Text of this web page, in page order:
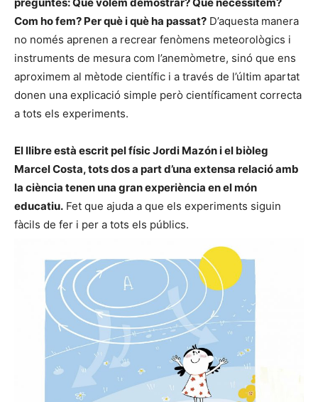
preguntes: Què volem demostrar? Què necessitem?
Com ho fem? Per què i què ha passat? D’aquesta manera
no només aprenen a recrear fenòmens meteorològics i
instruments de mesura com l’anemòmetre, sinó que ens
aproximem al mètode científic i a través de l’últim apartat
donen una explicació simple però científicament correcta
a tots els experiments.
El llibre està escrit pel físic Jordi Mazón i el biòleg
Marcel Costa, tots dos a part d’una extensa relació amb
la ciència tenen una gran experiència en el món
educatiu. Fet que ajuda a que els experiments siguin
fàcils de fer i per a tots els públics.